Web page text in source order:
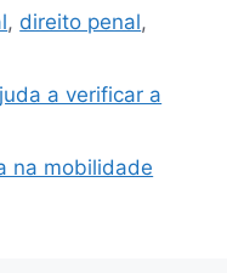
, direito penal,
a verificar a
na mobilidade